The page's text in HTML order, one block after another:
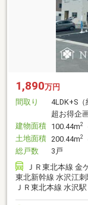
1,890万円
間取り
4LDK+S
超お得企
建物面積 100.44m2
土地面積 200.44m2
総戸数
3戸
ＪＲ東北本線 金
東北新幹線 水沢江
ＪＲ東北本線 水沢